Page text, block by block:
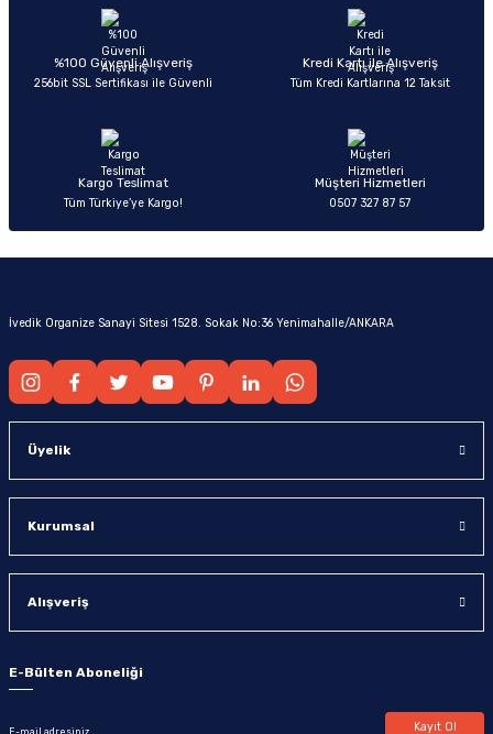
%100 Güvenli Alışveriş
256bit SSL Sertifikası ile Güvenli
Kredi Kartı ile Alışveriş
Tüm Kredi Kartlarına 12 Taksit
Kargo Teslimat
Tüm Türkiye’ye Kargo!
Müşteri Hizmetleri
0507 327 87 57
İvedik Organize Sanayi Sitesi 1528. Sokak No:36 Yenimahalle/ANKARA
Üyelik
Kurumsal
Alışveriş
E-Bülten Aboneliği
Kayıt Ol